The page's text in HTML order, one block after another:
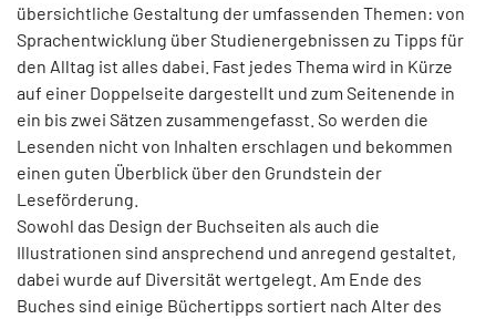
übersichtliche Gestaltung der umfassenden Themen: von
Sprachentwicklung über Studienergebnissen zu Tipps für
den Alltag ist alles dabei. Fast jedes Thema wird in Kürze
auf einer Doppelseite dargestellt und zum Seitenende in
ein bis zwei Sätzen zusammengefasst. So werden die
Lesenden nicht von Inhalten erschlagen und bekommen
einen guten Überblick über den Grundstein der
Leseförderung.
Sowohl das Design der Buchseiten als auch die
Illustrationen sind ansprechend und anregend gestaltet,
dabei wurde auf Diversität wertgelegt. Am Ende des
Buches sind einige Büchertipps sortiert nach Alter des